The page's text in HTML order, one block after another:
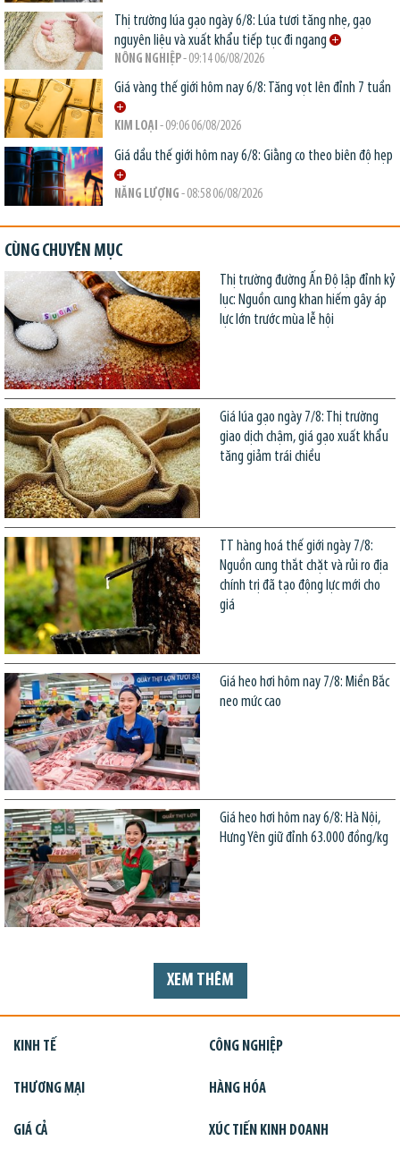
Thị trường lúa gạo ngày 6/8: Lúa tươi tăng nhẹ, gạo
nguyên liệu và xuất khẩu tiếp tục đi ngang
NÔNG NGHIỆP- 09:14 06/08/2026
Giá vàng thế giới hôm nay 6/8: Tăng vọt lên đỉnh 7 tuần
KIM LOẠI - 09:06 06/08/2026
Giá dầu thế giới hôm nay 6/8: Giằng co theo biên độ hẹp
NĂNG LƯỢNG - 08:58 06/08/2026
CÙNG CHUYÊN MỤC
Thị trường đường Ấn Độ lập đỉnh kỷ
lục: Nguồn cung khan hiếm gây áp
lực lớn trước mùa lễ hội
Giá lúa gạo ngày 7/8: Thị trường
giao dịch chậm, giá gạo xuất khẩu
tăng giảm trái chiều
TT hàng hoá thế giới ngày 7/8:
Nguồn cung thắt chặt và rủi ro địa
chính trị đã tạo động lực mới cho
giá
Giá heo hơi hôm nay 7/8: Miền Bắc
neo mức cao
Giá heo hơi hôm nay 6/8: Hà Nội,
Hưng Yên giữ đỉnh 63.000 đồng/kg
XEM THÊM
KINH TẾ CÔNG NGHIỆP
THƯƠNG MẠI HÀNG HÓA
GIÁ CẢ XÚC TIẾN KINH DOANH